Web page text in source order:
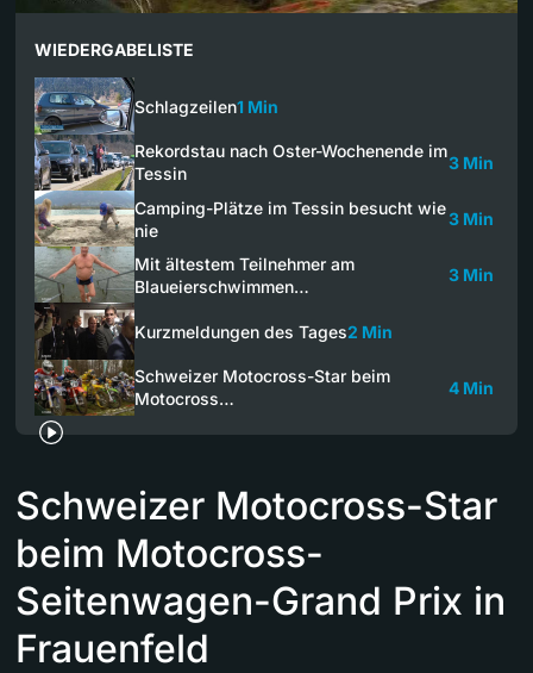
WIEDERGABELISTE
Schlagzeilen1 Min
Rekordstau nach Oster-Wochenende im
Tessin
3 Min
Camping-Plätze im Tessin besucht wie
nie
3 Min
Mit ältestem Teilnehmer am
Blaueierschwimmen…
3 Min
Kurzmeldungen des Tages2 Min
Schweizer Motocross-Star beim
Motocross…
4 Min
Schweizer Motocross-Star
beim Motocross-
Seitenwagen-Grand Prix in
Frauenfeld